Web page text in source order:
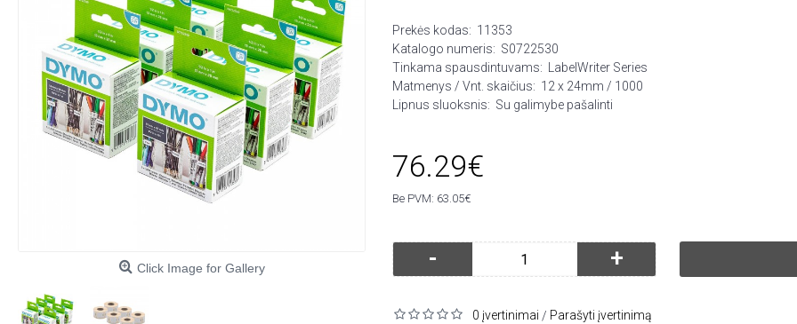
Click Image for Gallery
Prekės kodas: 11353
Katalogo numeris: S0722530
Tinkama spausdintuvams:
LabelWriter Series
Matmenys / Vnt. skaičius: 12 x 24mm / 1000
Lipnus sluoksnis: Su galimybe pašalinti
76.29€
Be PVM: 63.05€
- +
0 įvertinimai / Parašyti įvertinimą